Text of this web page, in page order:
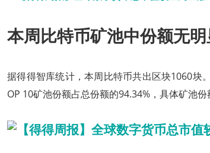
本周比特币矿池中份额无
据得得智库统计，本周比特币共出区块1060块
OP 10矿池份额占总份额的94.34%，具体矿池份